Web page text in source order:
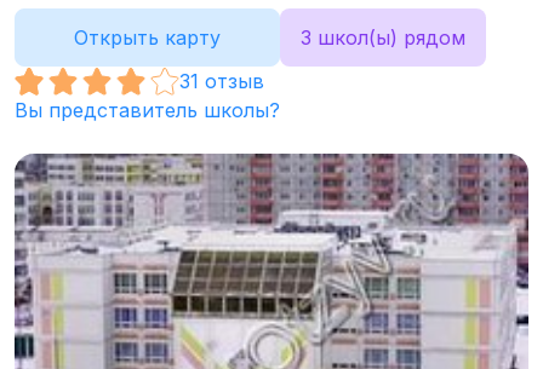
Открыть карту
3 школ(ы) рядом
31 отзыв
Вы представитель школы?